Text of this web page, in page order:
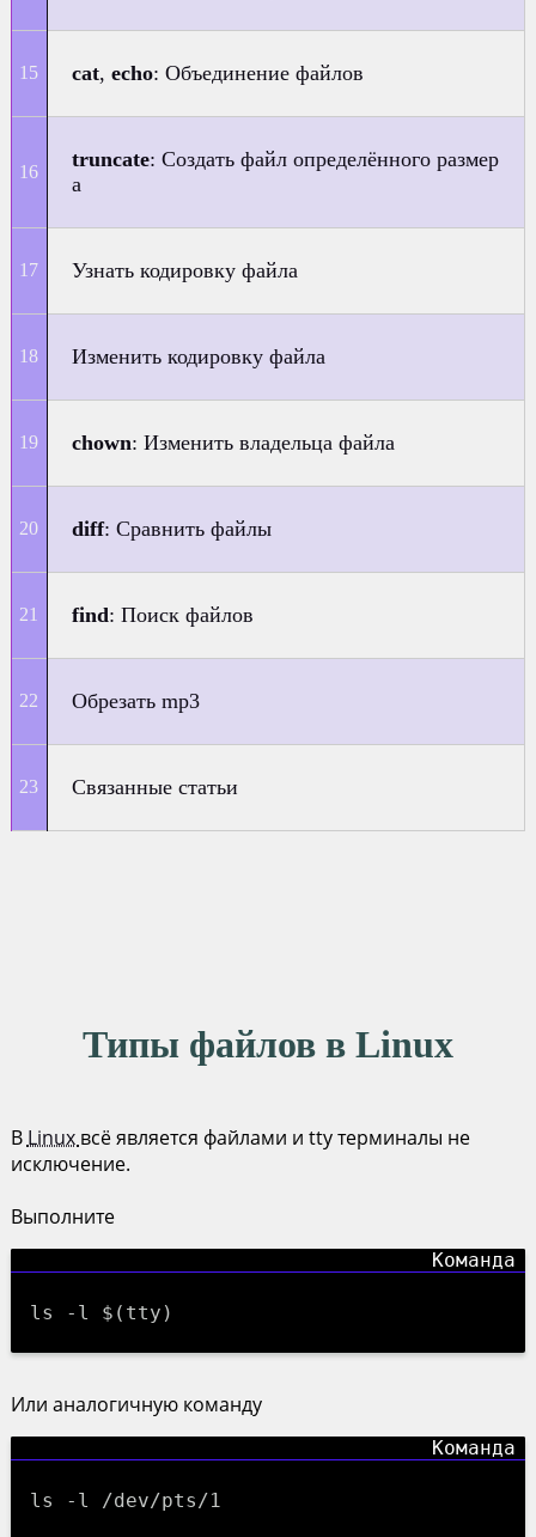
cat,echo: Объединение файлов
truncate: Создать файл определённого размер
а
Узнать кодировку файла
Изменить кодировку файла
chown: Изменить владельца файла
diff: Сравнить файлы
find: Поиск файлов
Обрезать mp3
Связанные статьи
Типы файлов в Linux
В Linux всё является файлами и tty терминалы не
исключение.
Выполните
ls -l $(tty)
Или аналогичную команду
ls -l /dev/pts/1